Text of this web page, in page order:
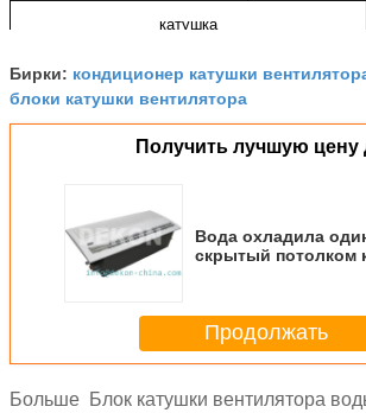
катушка
чистый размер
блок
панель
блок
Бирки: кондиционер катушки
блоки катушки вентилятора
Получить лучшую цену
Вода охладила
скрытый потолком
Продолжать
Больше Блок катушки вентилятора